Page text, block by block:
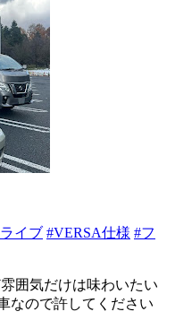
イブ #VERSA仕様 #フ
囲気だけは味わいたい
なので許してください